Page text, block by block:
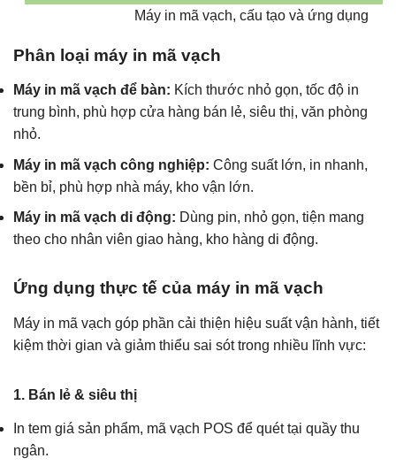
Máy in mã vạch, cấu tạo và ứng dụng
Phân loại máy in mã vạch
Máy in mã vạch để bàn: Kích thước nhỏ gọn, tốc độ in
trung bình, phù hợp cửa hàng bán lẻ, siêu thị, văn phòng
nhỏ.
Máy in mã vạch công nghiệp: Công suất lớn, in nhanh,
bền bỉ, phù hợp nhà máy, kho vận lớn.
Máy in mã vạch di động: Dùng pin, nhỏ gọn, tiện mang
theo cho nhân viên giao hàng, kho hàng di động.
Ứng dụng thực tế của máy in mã vạch
Máy in mã vạch góp phần cải thiện hiệu suất vận hành, tiết
kiệm thời gian và giảm thiểu sai sót trong nhiều lĩnh vực:
1. Bán lẻ & siêu thị
In tem giá sản phẩm, mã vạch POS để quét tại quầy thu
ngân.